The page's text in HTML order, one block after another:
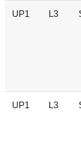
UP1 L3
UP1 L3